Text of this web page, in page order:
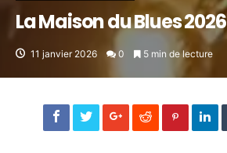
La Maison du Blues 2026
11 janvier 2026 0 5 min de lecture